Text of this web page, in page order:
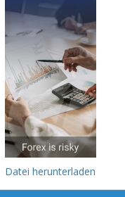
Datei herunterladen